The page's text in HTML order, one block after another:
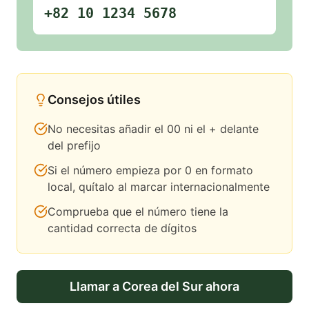
+82 10 1234 5678
Consejos útiles
No necesitas añadir el 00 ni el + delante
del prefijo
Si el número empieza por 0 en formato
local, quítalo al marcar internacionalmente
Comprueba que el número tiene la
cantidad correcta de dígitos
Llamar a Corea del Surahora